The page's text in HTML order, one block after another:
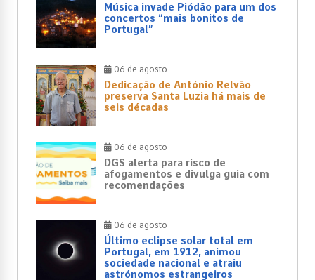
Música invade Piódão para um dos
concertos “mais bonitos de
Portugal”
06 de agosto
Dedicação de António Relvão
preserva Santa Luzia há mais de
seis décadas
06 de agosto
DGS alerta para risco de
afogamentos e divulga guia com
recomendações
06 de agosto
Último eclipse solar total em
Portugal, em 1912, animou
sociedade nacional e atraiu
astrónomos estrangeiros